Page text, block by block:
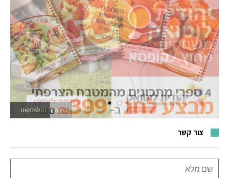
לאתר המשחקים
צור קשר